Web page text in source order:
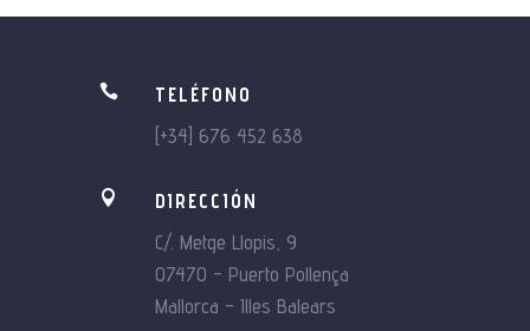

TELÉFONO
[+34] 676 452 638

DIRECCIÓN
C/. Metge Llopis, 9
07470 – Puerto Pollença
Mallorca – Illes Balears